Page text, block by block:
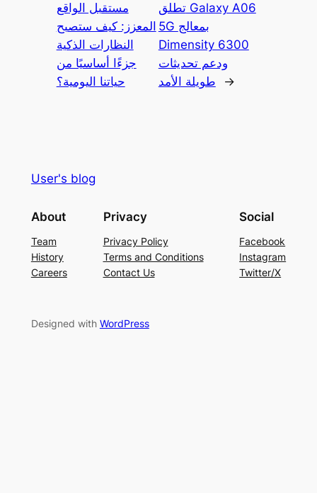
مستقبل الواقع
المعزز: كيف ستصبح
النظارات الذكية
جزءًا أساسيًا من
حياتنا اليومية؟
تطلق Galaxy A06
5G بمعالج
Dimensity 6300
ودعم تحديثات
طويلة الأمد
→
User's blog
About
Team
History
Careers
Privacy
Privacy Policy
Terms and Conditions
Contact Us
Social
Facebook
Instagram
Twitter/X
Designed with WordPress